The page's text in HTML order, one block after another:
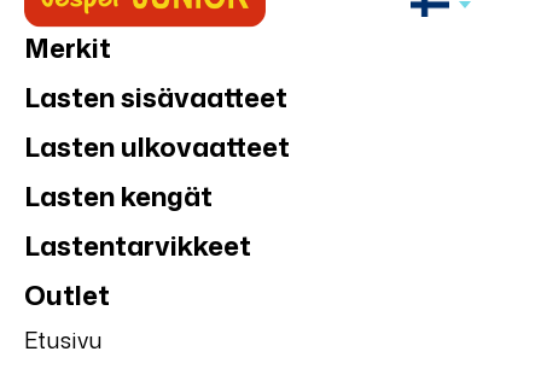
Merkit
Lasten sisävaatteet
Lasten ulkovaatteet
Lasten kengät
Lastentarvikkeet
Outlet
Etusivu